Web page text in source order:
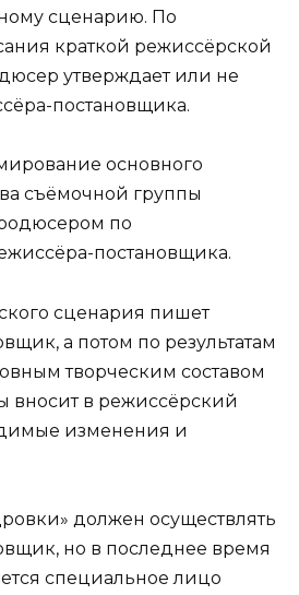
сценарию. По
краткой режиссёрской
утверждает или не
постановщика.
основного
съёмочной группы
по
постановщика.
сценария пишет
а потом по результатам
творческим составом
вносит в режиссёрский
изменения и
должен осуществлять
но в последнее время
специальное лицо